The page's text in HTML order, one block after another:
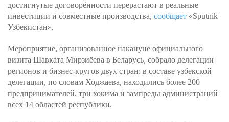
достигнутые договорённости перерастают в реальные
инвестиции и совместные производства, сообщает «Sputnik
Узбекистан».
Мероприятие, организованное накануне официального
визита Шавката Мирзиёева в Беларусь, собрало делегации
регионов и бизнес-кругов двух стран: в составе узбекской
делегации, по словам Ходжаева, находились более 200
предпринимателей, три хокима и зампреды администраций
всех 14 областей республики.